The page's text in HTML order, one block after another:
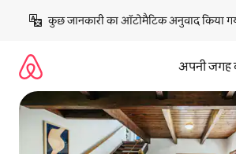
छोड़कर
कॉन्टेंट
कुछ जानकारी का ऑटोमैटिक अनुवाद किया
अपनी जगह